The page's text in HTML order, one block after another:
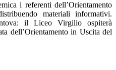
i referenti dell’Orientamento
materiali informativi.
il Liceo Virgilio ospiterà
dell’Orientamento in Uscita del